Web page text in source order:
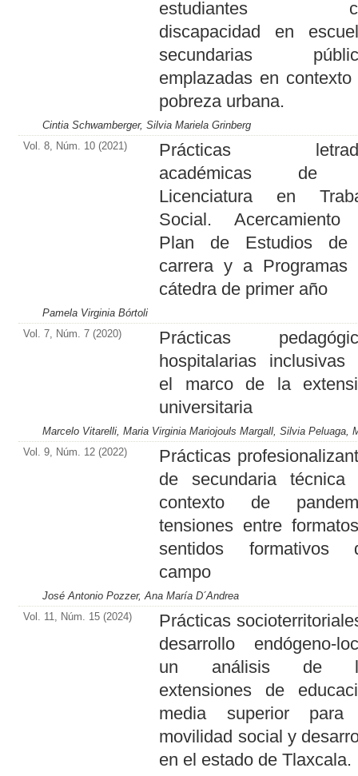
estudiantes
discapacidad en
secundarias
emplazadas en contexto
pobreza urbana.
Cintia Schwamberger, Silvia Mariela Grinberg
Vol. 8, Núm. 10 (2021)
Prácticas
académicas de
Licenciatura en
Social.
Plan de Estudios
carrera y a Programas
cátedra de primer año
Pamela Virginia Bórtoli
Vol. 7, Núm. 7 (2020)
Prácticas
hospitalarias inclusivas
el marco de la
universitaria
Marcelo Vitarelli, Maria Virginia Mariojouls Margall, Silvia Peluaga,
Vol. 9, Núm. 12 (2022)
Prácticas
de secundaria técnica
contexto de
tensiones entre
sentidos formativos
campo
José Antonio Pozzer, Ana María D´Andrea
Vol. 11, Núm. 15 (2024)
Prácticas
desarrollo endógeno-
un análisis de
extensiones de
media superior
movilidad social y
en el estado de Tlaxcala.